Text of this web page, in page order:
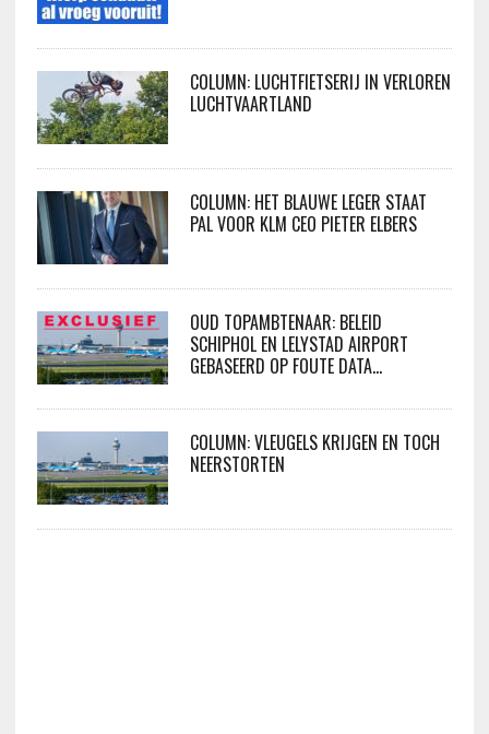
COLUMN: LUCHTFIETSERIJ IN VERLOREN
LUCHTVAARTLAND
COLUMN: HET BLAUWE LEGER STAAT
PAL VOOR KLM CEO PIETER ELBERS
OUD TOPAMBTENAAR: BELEID
SCHIPHOL EN LELYSTAD AIRPORT
GEBASEERD OP FOUTE DATA…
COLUMN: VLEUGELS KRIJGEN EN TOCH
NEERSTORTEN